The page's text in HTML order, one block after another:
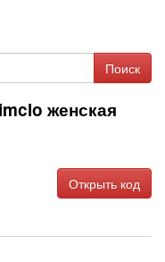
Поиск
женская
Открыть код